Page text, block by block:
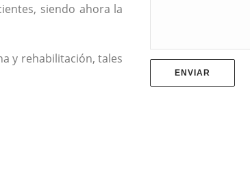
siendo ahora la
y rehabilitación, tales